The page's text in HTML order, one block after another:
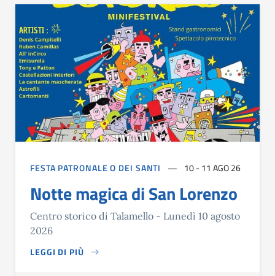
FESTA PATRONALE O DEI SANTI 10 - 11 AGO 26
Notte magica di San Lorenzo
Centro storico di Talamello - Lunedì 10 agosto
2026
LEGGI DI PIÙ
CENTRO STORICO DI TALAMELLO - LUNEDÌ 10 AGOSTO